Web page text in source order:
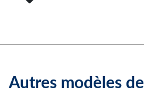
Autres modèles de